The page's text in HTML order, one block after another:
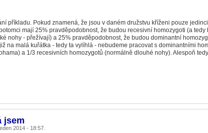
příkladu. Pokud znamená, že jsou v daném družstvu kříženi pouze
mají 25% pravděpodobnost, že budou recesivní homozygoti (a
nohy - přežívají) a 25% pravděpodobnost, že budou dominantní
na malá kuřátka - tedy ta vylíhlá - nebudeme pracovat s dominantními
a 1/3 recesivních homozygotů (normálně dlouhé nohy). Alespoň
jsem
2014 - 18:57.